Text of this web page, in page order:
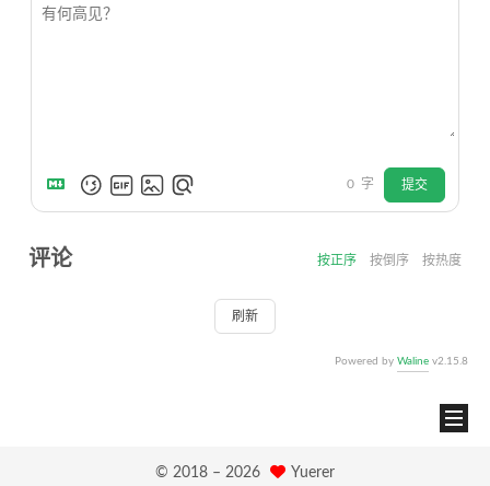
0 字 提交
评论 按正序 按倒序 按热度
刷新
Powered by Waline v2.15.8
© 2018 – 2026 Yuerer